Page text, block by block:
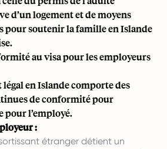
d’un logement et de moyens
pour soutenir la famille en Islande
au visa pour les employeurs
en Islande comporte des
de conformité pour
pour l’employé.
:
étranger détient un